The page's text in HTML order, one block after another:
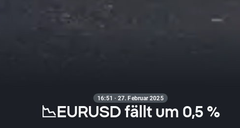
16:51 · 27. Februar 2025
📉EURUSD fällt um 0,5 %